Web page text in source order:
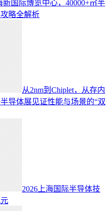
新国际博览中心，40000+㎡半
略全解析
从2nm到Chiplet，从存内
导体展见证性能与场景的“双
2026上海国际半导体技